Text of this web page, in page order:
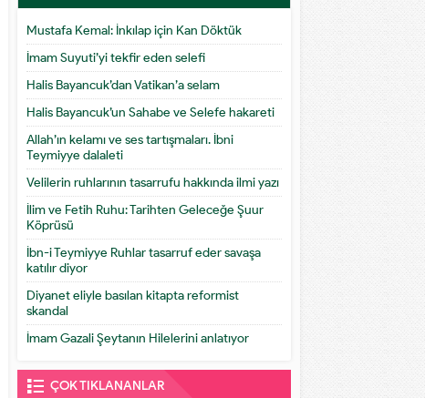
Mustafa Kemal: İnkılap için Kan Döktük
İmam Suyuti’yi tekfir eden selefi
Halis Bayancuk’dan Vatikan’a selam
Halis Bayancuk’un Sahabe ve Selefe hakareti
Allah’ın kelamı ve ses tartışmaları. İbni
Teymiyye dalaleti
Velilerin ruhlarının tasarrufu hakkında ilmi yazı
İlim ve Fetih Ruhu: Tarihten Geleceğe Şuur
Köprüsü
İbn-i Teymiyye Ruhlar tasarruf eder savaşa
katılır diyor
Diyanet eliyle basılan kitapta reformist
skandal
İmam Gazali Şeytanın Hilelerini anlatıyor
ÇOK TIKLANANLAR